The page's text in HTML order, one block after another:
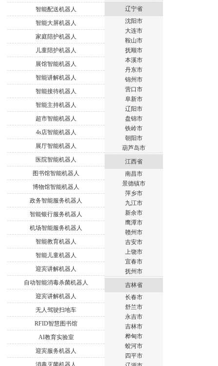
智能配送机器人
智能大屏机器人
家庭陪护机器人
儿童陪护机器人
展馆智能机器人
智能讲解机器人
智能接待机器人
智能主持机器人
超市智能机器人
4s店智能机器人
展厅智能机器人
医院智能机器人
图书馆智能机器人
博物馆智能机器人
政务智能服务机器人
智能银行服务机器人
机场智能服务机器人
智能教育机器人
智能儿童机器人
迎宾讲解机器人
自动智能消毒杀菌机器人
迎宾讲解机器人
无人驾驶扫地车
RFID智慧图书馆
AI教育实验室
迎宾服务机器人
消毒灭菌机器人
辽宁省
沈阳市
大连市
鞍山市
抚顺市
本溪市
丹东市
锦州市
营口市
阜新市
辽阳市
盘锦市
铁岭市
朝阳市
葫芦岛市
江西省
南昌市
景德镇市
萍乡市
九江市
新余市
鹰潭市
赣州市
吉安市
上饶市
宜春市
抚州市
吉林省
长春市
舒兰市
永吉市
吉林市
桦甸市
蛟河市
四平市